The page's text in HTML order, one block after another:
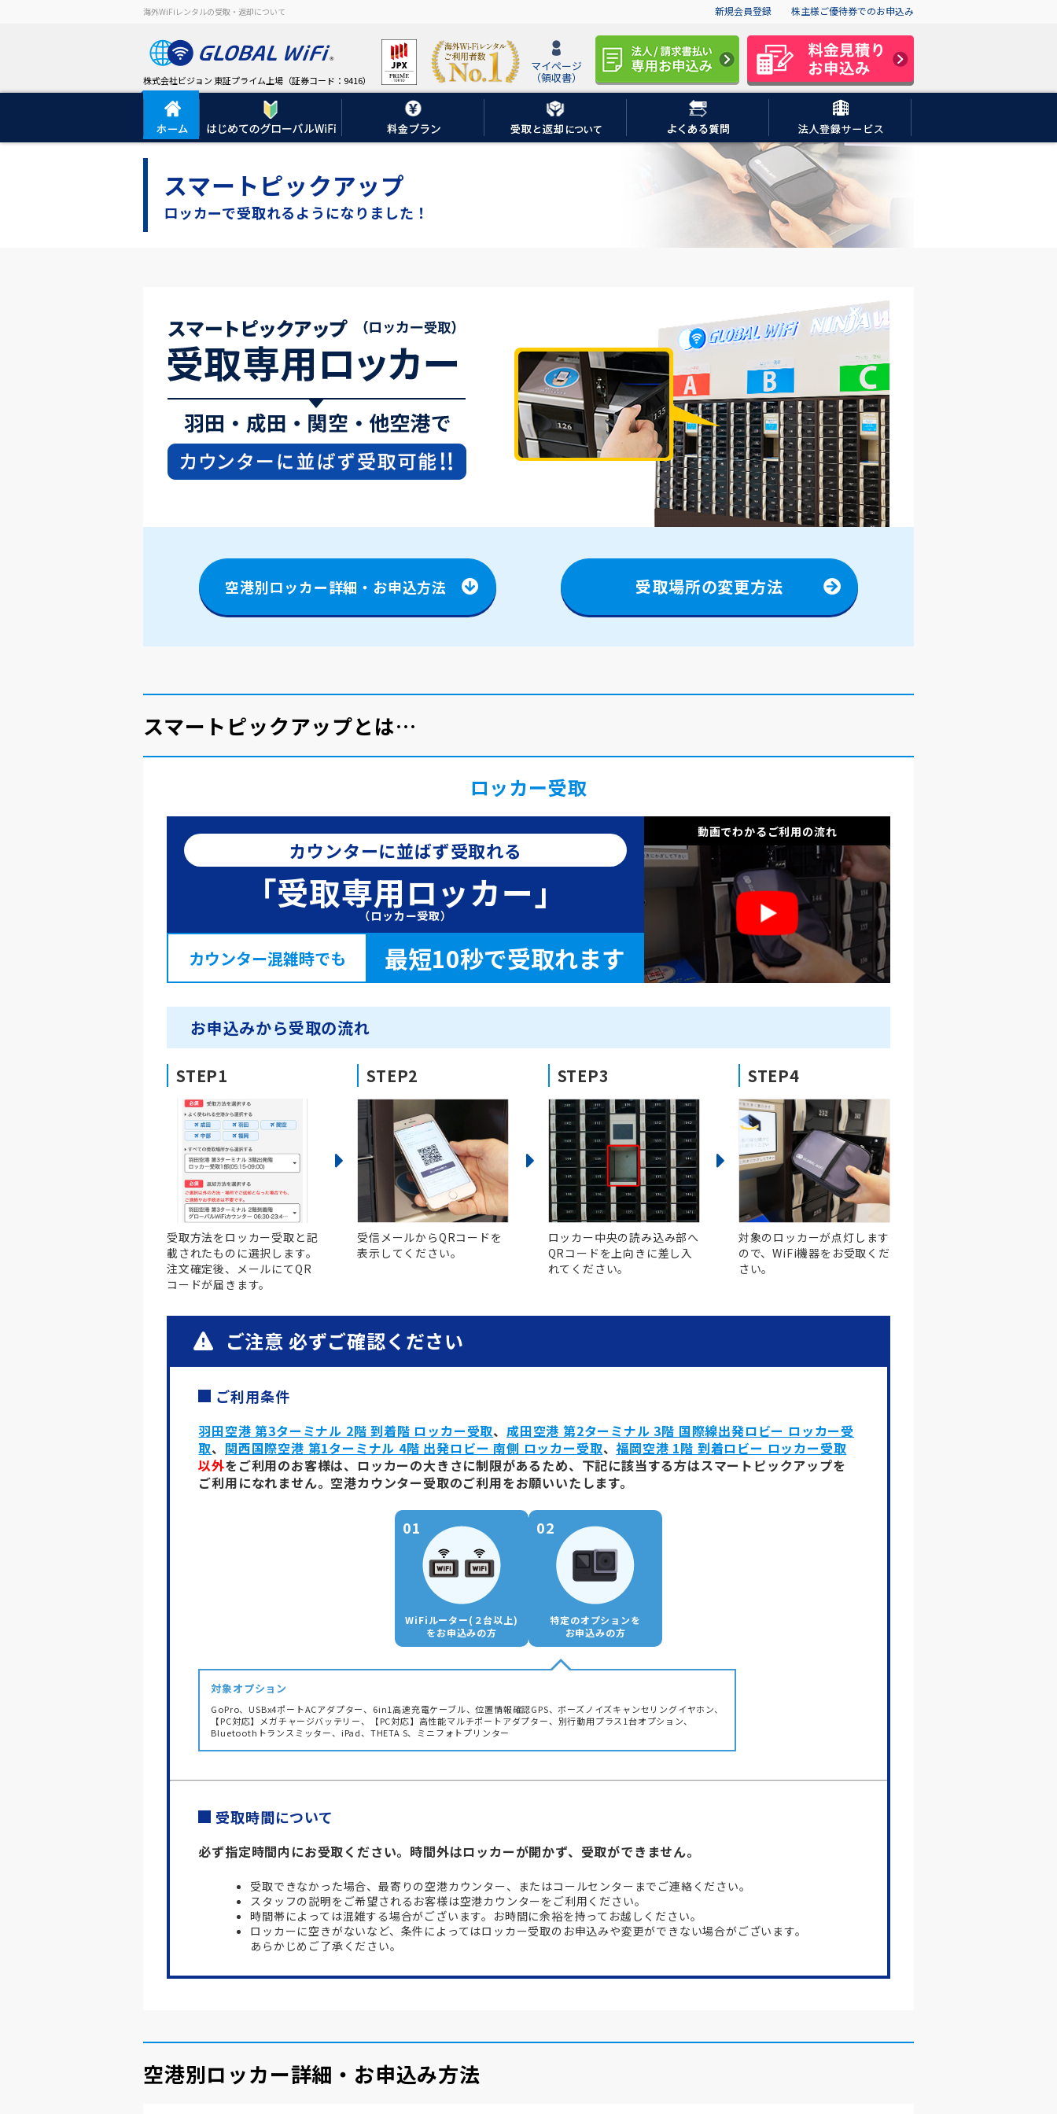
海外WiFiレンタルの受取・返却について 新規会員登録 株主様ご優待券でのお申込み
株式会社ビジョン 東証プライム上場（証券コード：9416）
マイページ
（領収書）
スマートピックアップ
ロッカーで受取れるようになりました！
空港別ロッカー詳細・お申込方法 受取場所の変更方法
スマートピックアップとは…
ロッカー受取
カウンターに並ばず受取れる
「受取専用ロッカー」
（ロッカー受取）
カウンター混雑時でも 最短10秒で受取れます
動画でわかるご利用の流れ
お申込みから受取の流れ
STEP1
受取方法をロッカー受取と記
載されたものに選択します。
注文確定後、メールにてQR
コードが届きます。
STEP2
受信メールからQRコードを
表示してください。
STEP3
ロッカー中央の読み込み部へ
QRコードを上向きに差し入
れてください。
STEP4
対象のロッカーが点灯します
ので、WiFi機器をお受取くだ
さい。
ご注意 必ずご確認ください
ご利用条件
羽田空港 第3ターミナル 2階 到着階 ロッカー受取、成田空港 第2ターミナル 3階 国際線出発ロビー ロッカー受
取、 関西国際空港 第1ターミナル 4階 出発ロビー 南側 ロッカー受取、福岡空港 1階 到着ロビー ロッカー受取
以外をご利用のお客様は、ロッカーの大きさに制限があるため、下記に該当する方はスマートピックアップを
ご利用になれません。空港カウンター受取のご利用をお願いいたします。
WiFiルーター(２台以上)
をお申込みの方
特定のオプションを
お申込みの方
対象オプション
GoPro、USBx4ポートACアダプター、6in1高速充電ケーブル、位置情報確認GPS、ボーズノイズキャンセリングイヤホン、
【PC対応】メガチャージバッテリー、【PC対応】高性能マルチポートアダプター、別行動用プラス1台オプション、
Bluetoothトランスミッター、iPad、THETA S、ミニフォトプリンター
受取時間について
必ず指定時間内にお受取ください。時間外はロッカーが開かず、受取ができません。
受取できなかった場合、最寄りの空港カウンター、またはコールセンターまでご連絡ください。
スタッフの説明をご希望されるお客様は空港カウンターをご利用ください。
時間帯によっては混雑する場合がございます。お時間に余裕を持ってお越しください。
ロッカーに空きがないなど、条件によってはロッカー受取のお申込みや変更ができない場合がございます。
あらかじめご了承ください。
空港別ロッカー詳細・お申込み方法